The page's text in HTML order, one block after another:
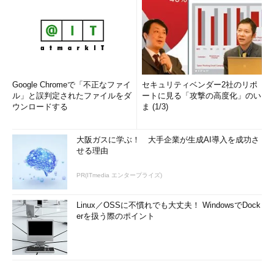
Google Chromeで「不正なファイ
ル」と誤判定されたファイルをダ
ウンロードする
セキュリティベンダー2社のリポ
ートに見る「攻撃の高度化」のい
ま (1/3)
大阪ガスに学ぶ！ 大手企業が生成AI導入を成功さ
せる理由
PR(ITmedia エンタープライズ)
Linux／OSSに不慣れでも大丈夫！ WindowsでDock
erを扱う際のポイント